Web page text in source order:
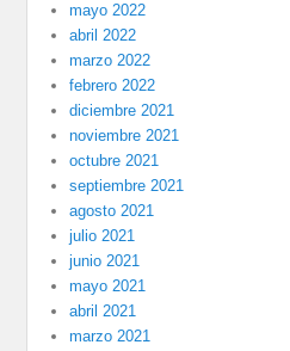
mayo 2022
abril 2022
marzo 2022
febrero 2022
diciembre 2021
noviembre 2021
octubre 2021
septiembre 2021
agosto 2021
julio 2021
junio 2021
mayo 2021
abril 2021
marzo 2021